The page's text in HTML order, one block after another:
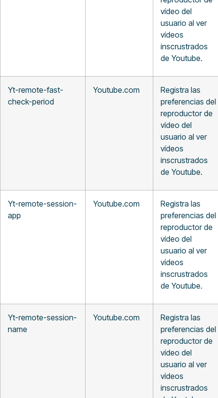
vídeo del
usuario al ver
vídeos
inscrustrados
de Youtube.
Yt-remote-fast-
check-period
Youtube.com
Registra las
preferencias del
reproductor de
vídeo del
usuario al ver
vídeos
inscrustrados
de Youtube.
Yt-remote-session-
app
Youtube.com
Registra las
preferencias del
reproductor de
vídeo del
usuario al ver
vídeos
inscrustrados
de Youtube.
Yt-remote-session-
name
Youtube.com
Registra las
preferencias del
reproductor de
vídeo del
usuario al ver
vídeos
inscrustrados